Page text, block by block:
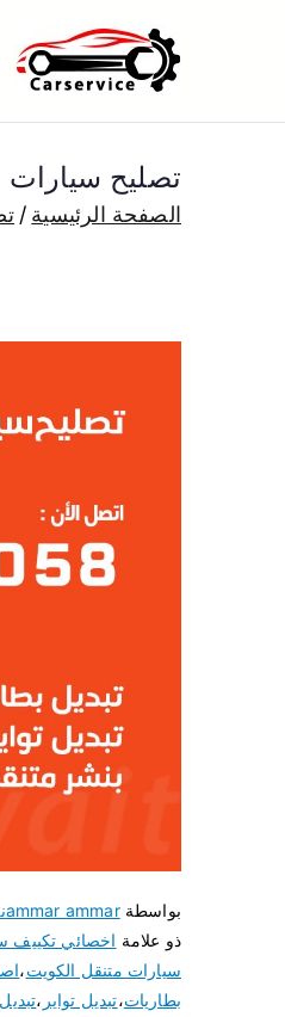
تصليح سيارات الشويخ السكنية
الصفحة الرئيسية
بواسطةammar ammar
ذو علامة اخصائي تكييف
سيارات متنقل الكويت،
بطاريات،تبديل تواير ،